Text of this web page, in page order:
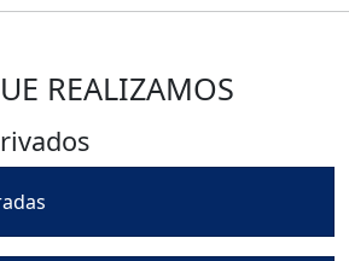
REALIZAMOS